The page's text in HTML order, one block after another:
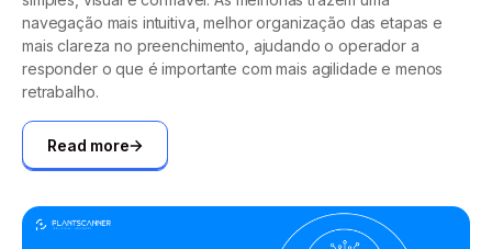
navegação mais intuitiva, melhor organização das etapas e
mais clareza no preenchimento, ajudando o operador a
responder o que é importante com mais agilidade e menos
retrabalho.
Read more